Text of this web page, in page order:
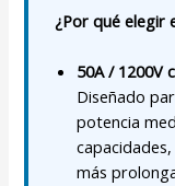
¿Por qué elegir
50A / 1200V
Diseñado
potencia
más